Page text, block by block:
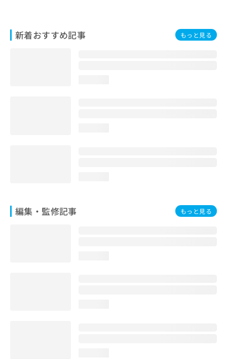
新着おすすめ記事 もっと見る
編集・監修記事 もっと見る
合